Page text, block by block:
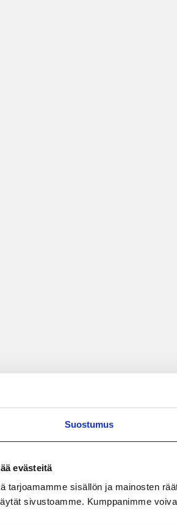
Suostumus
evästeitä
tarjoamamme sisällön ja mainosten
sivustoamme. Kumppanimme